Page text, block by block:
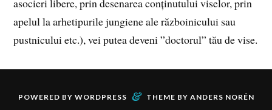
asocieri libere, prin desenarea conținutului viselor, prin
apelul la arhetipurile jungiene ale războinicului sau
pustnicului etc.), vei putea deveni ”doctorul” tău de vise.
POWERED BY WORDPRESS & THEME BY ANDERS NORÉN